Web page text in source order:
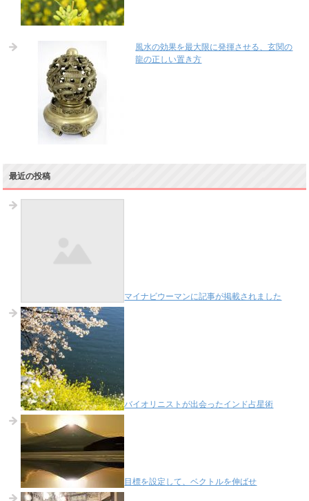
風水の効果を最大限に発揮させる、玄関の
龍の正しい置き方
最近の投稿
マイナビウーマンに記事が掲載されました
バイオリニストが出会ったインド占星術
目標を設定して、ベクトルを伸ばせ